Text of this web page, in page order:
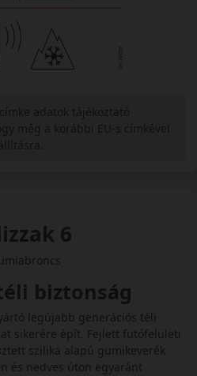
6
biztonság
legújabb generációs téli
sikerére épít. Fejlett futófelületi
szilika alapú gumikeverék
és nedves úton egyaránt